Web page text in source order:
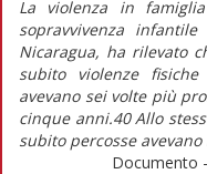
La violenza in
sopravvivenza
Nicaragua, ha rilevato
subito violenze
avevano sei volte più
cinque anni.40 Allo
subito percosse
Documento